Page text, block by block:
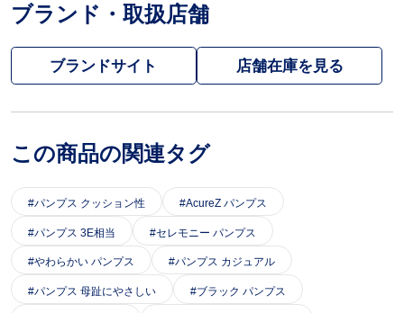
ブランド・取扱店舗
ブランドサイト
この商品の関連タグ
パンプス クッション性 AcureZ パンプス
パンプス 3E相当 セレモニー パンプス
やわらかい パンプス パンプス カジュアル
パンプス 母趾にやさしい ブラック パンプス